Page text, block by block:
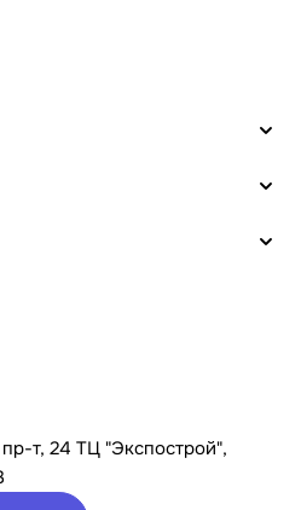
т, 24 ТЦ "Экспострой",